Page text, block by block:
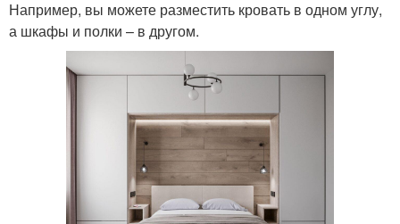
Например, вы можете разместить кровать в одном углу,
а шкафы и полки – в другом.